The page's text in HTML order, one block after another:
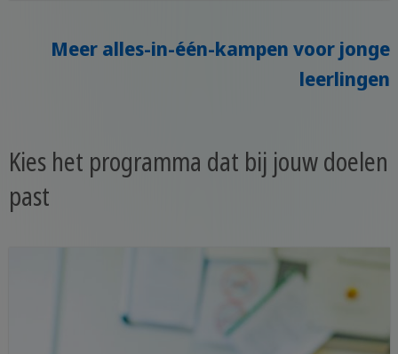
Meer alles-in-één-kampen voor jonge
leerlingen
Kies het programma dat bij jouw doelen
past